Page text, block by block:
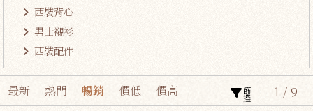
西裝背心
男士襯衫
西裝配件
最新 熱門 暢銷 價低 價高 篩選 1 / 9